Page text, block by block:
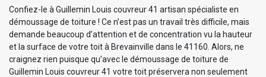
Confiez-le à Guillemin Louis couvreur 41 artisan spécialiste en
démoussage de toiture ! Ce n’est pas un travail très difficile, mais
demande beaucoup d’attention et de concentration vu la hauteur
et la surface de votre toit à Brevainville dans le 41160. Alors, ne
craignez rien puisque qu’avec le démoussage de toiture de
Guillemin Louis couvreur 41 votre toit préservera non seulement